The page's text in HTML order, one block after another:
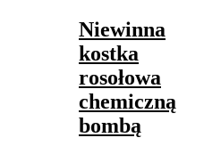
Niewinna
kostka
rosołowa
chemiczną
bombą